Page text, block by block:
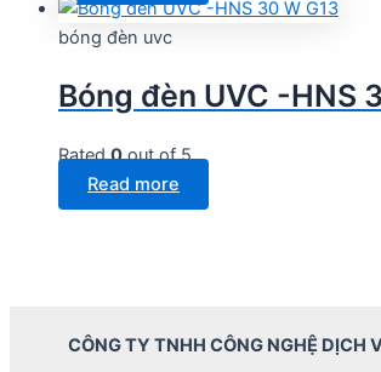
bóng đèn uvc
Bóng đèn UVC -HNS
Rated0out of 5
Read more
CÔNG TY TNHH CÔNG NGHỆ DỊCH